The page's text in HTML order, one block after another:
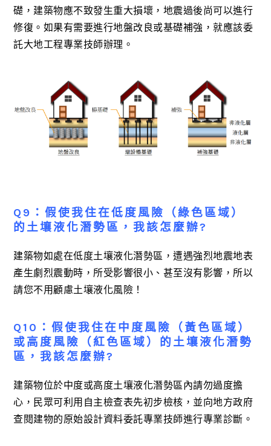
礎，建築物應不致發生重大損壞，地震過後尚可以進行
修復。如果有需要進行地盤改良或基礎補強，就應該委
託大地工程專業技師辦理。
Q9：假使我住在低度風險（綠色區域）
的土壤液化潛勢區，我該怎麼辦?
建築物如處在低度土壤液化潛勢區，遭遇強烈地震地表
產生劇烈震動時，所受影響很小、甚至沒有影響，所以
請您不用顧慮土壤液化風險！
Q10：假使我住在中度風險（黃色區域）
或高度風險（紅色區域）的土壤液化潛勢
區，我該怎麼辦?
建築物位於中度或高度土壤液化潛勢區內請勿過度擔
心，民眾可利用自主檢查表先初步檢核，並向地方政府
查閱建物的原始設計資料委託專業技師進行專業診斷。